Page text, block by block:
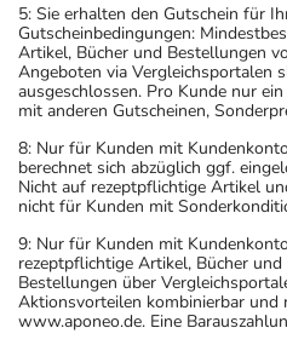
5: Sie erhalten den Gutschein für
Gutscheinbedingungen:
Artikel, Bücher und Bestellungen
Angeboten via Vergleichsportalen
ausgeschlossen. Pro Kunde nur
mit anderen Gutscheinen,
8: Nur für Kunden mit
berechnet sich abzüglich ggf.
Nicht auf rezeptpflichtige Artikel
nicht für Kunden mit
9: Nur für Kunden mit
rezeptpflichtige Artikel, Bücher
Bestellungen über
Aktionsvorteilen kombinierbar und
www.aponeo.de. Eine